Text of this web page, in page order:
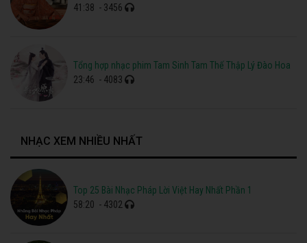
41:38 - 3456
Tổng hợp nhạc phim Tam Sinh Tam Thế Thập Lý Đào Hoa
23:46 - 4083
NHẠC XEM NHIỀU NHẤT
Top 25 Bài Nhạc Pháp Lời Việt Hay Nhất Phần 1
58:20 - 4302